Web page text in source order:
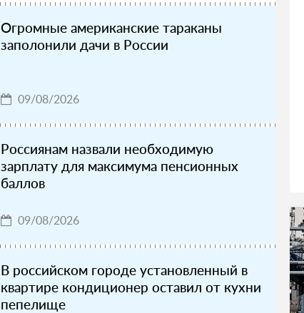
Огромные американские тараканы
заполонили дачи в России
09/08/2026
Россиянам назвали необходимую
зарплату для максимума пенсионных
баллов
09/08/2026
В российском городе установленный в
квартире кондиционер оставил от кухни
пепелище